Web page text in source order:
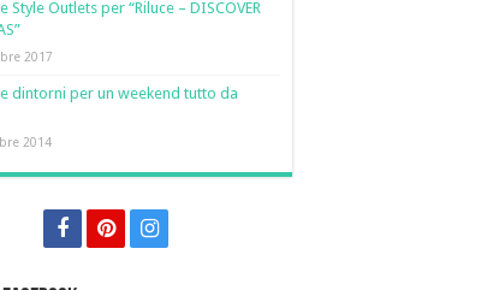
Style Outlets per “Riluce – DISCOVER
2017
dintorni per un weekend tutto da
2014